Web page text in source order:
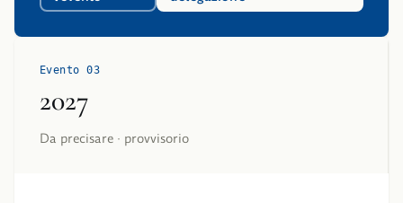
Evento 03
2027
Da precisare · provvisorio